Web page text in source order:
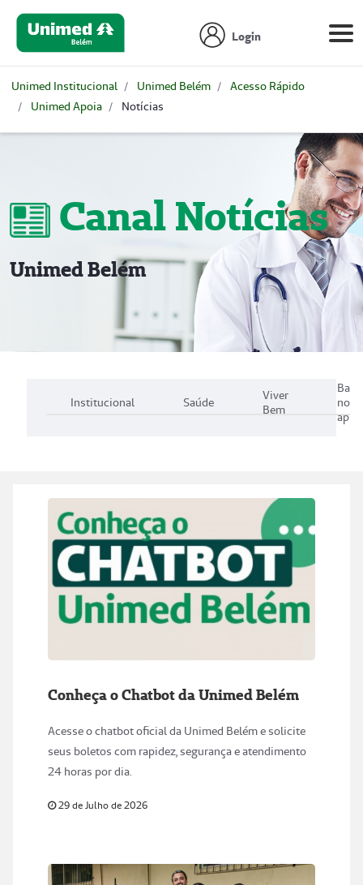
Login
Unimed Institucional Unimed Belém
Acesso Rápido
Unimed Apoia
Notícias
Canal Notícias
Unimed Belém
Institucional Saúde
Viver
Bem
Conheça o Chatbot da Unimed Belém
Acesse o chatbot oficial da Unimed Belém e solicite
seus boletos com rapidez, segurança e atendimento
24 horas por dia.
29 de Julho de 2026